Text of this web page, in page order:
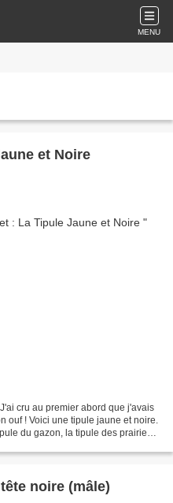
MENU
et Noire
cru au premier abord que j'avais
ouf ! Voici une tipule jaune et noire.
du gazon, la tipule des prairies
noire (mâle)